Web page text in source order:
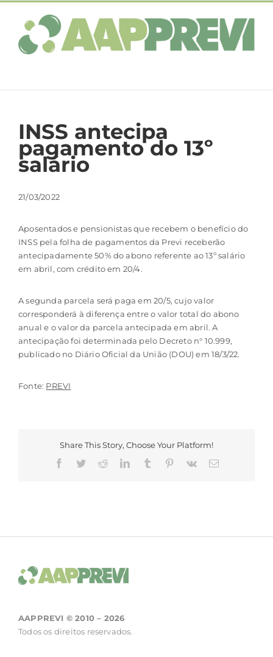
conteúdo
INSS antecipa
pagamento do 13º
salário
21/03/2022
Aposentados e pensionistas que recebem o benefício do
INSS pela folha de pagamentos da Previ receberão
antecipadamente 50% do abono referente ao 13º salário
em abril, com crédito em 20/4.
A segunda parcela será paga em 20/5, cujo valor
corresponderá à diferença entre o valor total do abono
anual e o valor da parcela antecipada em abril. A
antecipação foi determinada pelo Decreto n° 10.999,
publicado no Diário Oficial da União (DOU) em 18/3/22.
Fonte: PREVI
Share This Story, Choose Your Platform!
Facebook
TwitterRedditLinkedInTumblr Pinterest
Vk
E-
AAPPREVI © 2010 – 2026
Todos os direitos reservados.